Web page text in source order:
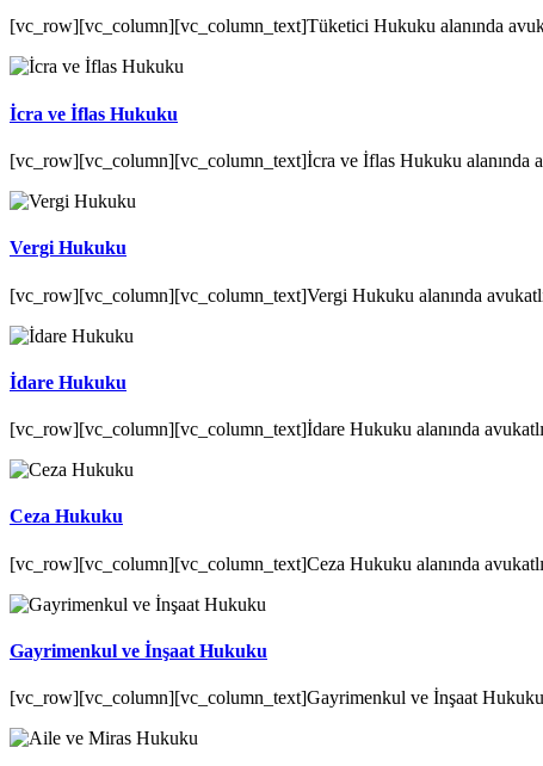
[vc_row][vc_column][vc_column_text]Tüketici Hukuku alanında
İcra ve İflas Hukuku
[vc_row][vc_column][vc_column_text]İcra ve İflas Hukuku alanında
Vergi Hukuku
[vc_row][vc_column][vc_column_text]Vergi Hukuku alanında
İdare Hukuku
[vc_row][vc_column][vc_column_text]İdare Hukuku alanında
Ceza Hukuku
[vc_row][vc_column][vc_column_text]Ceza Hukuku alanında
Gayrimenkul ve İnşaat Hukuku
[vc_row][vc_column][vc_column_text]Gayrimenkul ve İnşaat Hukuku